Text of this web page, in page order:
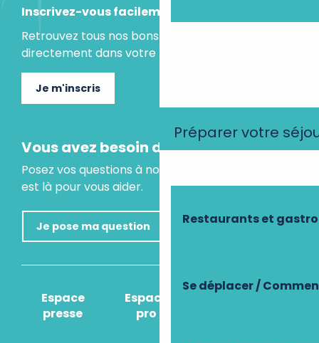
Préparer votre
Restaurants et
Se déplacer /
Inscrivez-vous facilement
Retrouvez tous nos bons plans et idées séjours
directement dans votre boite mail.
Je m'inscris
Vous avez besoin d'un conseil ?
Posez vos questions à notre assistant virtuel, il
est là pour vous aider.
Je pose ma question
Espace
presse
Espace
pro
Comment venir